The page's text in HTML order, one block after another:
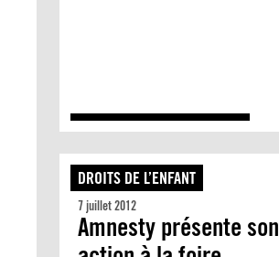
DROITS DE L’ENFANT
7 juillet 2012
Amnesty présente son